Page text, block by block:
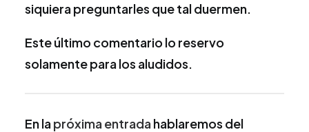
siquiera preguntarles que tal duermen.
Este último comentario lo reservo
solamente para los aludidos.
En lapróxima entrada hablaremos del